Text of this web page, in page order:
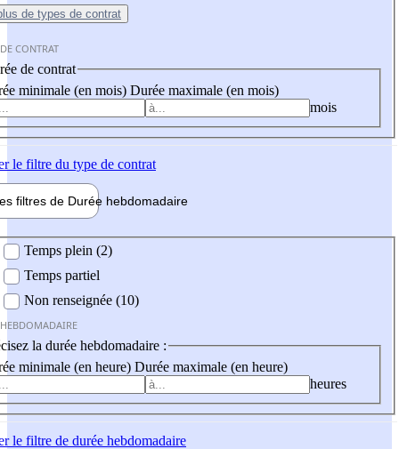
de types de contrat
CONTRAT
de contrat
minimale (en mois) Durée maximale (en mois)
mois
le filtre du type de contrat
filtres de Durée hebdomadaire
Temps plein (2)
Temps partiel
Non renseignée (10)
la durée hebdomadaire :
minimale (en heure) Durée maximale (en heure)
heures
le filtre de durée hebdomadaire